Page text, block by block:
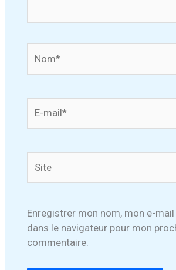
mail*
Enregistrer mon nom, mon e-
dans le navigateur pour mon
commentaire.